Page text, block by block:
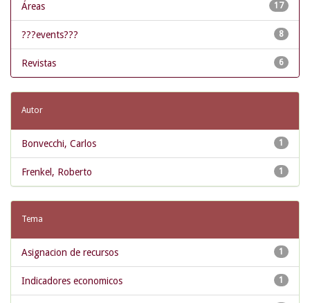
17
Áreas
8
???events???
6
Revistas
Autor
1
Bonvecchi, Carlos
1
Frenkel, Roberto
Tema
1
Asignacion de recursos
1
Indicadores economicos